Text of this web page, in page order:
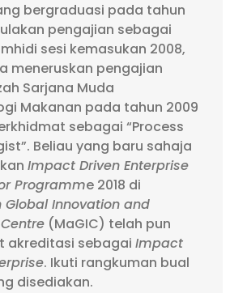
bergraduasi pada tahun
pengajian sebagai
sesi kemasukan 2008,
meneruskan pengajian
Sarjana Muda
Makanan pada tahun 2009
sebagai “Process
Beliau yang baru sahaja
Impact Driven Enterprise
Programme 2018 di
Global Innovation and
(MaGIC) telah pun
akreditasi sebagai Impact
. Ikuti rangkuman bual
disediakan.